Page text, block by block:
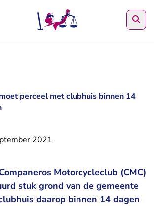
perceel met clubhuis binnen 14
2021
Motorcycleclub (CMC)
stuk grond van de gemeente
daarop binnen 14 dagen